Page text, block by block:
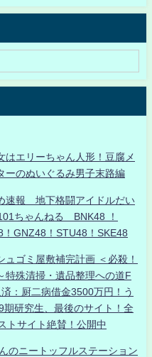
エリーちゃん人形！豆腐メ
ーのぬいぐるみ男子末路編
速報 地下格闘アイドルだい
ちゃんねる BNK48 ！
GNZ48！STU48！SKE48
ゴミ屋敷補完計画 ＜必殺！
特殊清掃・遺品整理への道F
：厨二病借金3500万円！う
研究生、最後のサイト！全
トサイト絶賛！公開中
のニートッフルステーション